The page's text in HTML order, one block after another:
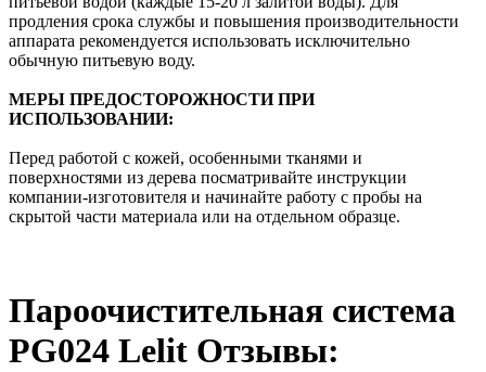
продления срока службы и повышения производительности
аппарата рекомендуется использовать исключительно
обычную питьевую воду.
МЕРЫ ПРЕДОСТОРОЖНОСТИ ПРИ
ИСПОЛЬЗОВАНИИ:
Перед работой с кожей, особенными тканями и
поверхностями из дерева посматривайте инструкции
компании-изготовителя и начинайте работу с пробы на
скрытой части материала или на отдельном образце.
Пароочистительная система
PG024 Lelit Отзывы: